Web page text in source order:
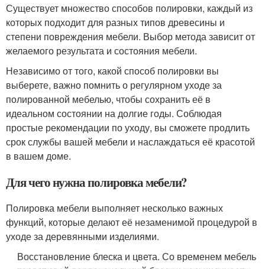
Существует множество способов полировки, каждый из
которых подходит для разных типов древесины и
степени повреждения мебели. Выбор метода зависит от
желаемого результата и состояния мебели.
Независимо от того, какой способ полировки вы
выберете, важно помнить о регулярном уходе за
полированной мебелью, чтобы сохранить её в
идеальном состоянии на долгие годы. Соблюдая
простые рекомендации по уходу, вы сможете продлить
срок службы вашей мебели и наслаждаться её красотой
в вашем доме.
Для чего нужна полировка мебели?
Полировка мебели выполняет несколько важных
функций, которые делают её незаменимой процедурой в
уходе за деревянными изделиями.
Восстановление блеска и цвета. Со временем мебель